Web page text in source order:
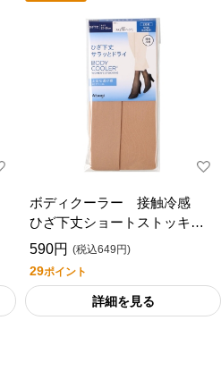
ボディクーラー 接触冷感
ひざ下丈ショートストッキン
グ ４０デニール ２足組
590円 (税込649円)
29ポイント
詳細を見る